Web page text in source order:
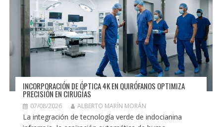
INCORPORACIÓN DE ÓPTICA 4K EN QUIRÓFANOS OPTIMIZA
PRECISIÓN EN CIRUGÍAS
07/08/2026 ALBERTO MARÍN MORÁN
La integración de tecnología verde de indocianina